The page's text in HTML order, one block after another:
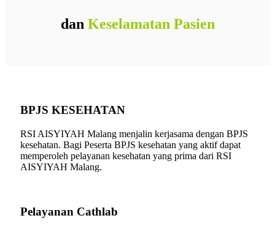
dan Keselamatan Pasien
BPJS KESEHATAN
RSI AISYIYAH Malang menjalin kerjasama dengan BPJS
kesehatan. Bagi Peserta BPJS kesehatan yang aktif dapat
memperoleh pelayanan kesehatan yang prima dari RSI
AISYIYAH Malang.
Pelayanan Cathlab